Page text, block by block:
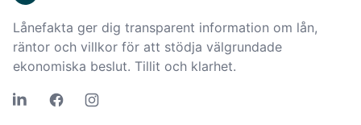
Lånefakta ger dig transparent information om lån,
räntor och villkor för att stödja välgrundade
ekonomiska beslut. Tillit och klarhet.